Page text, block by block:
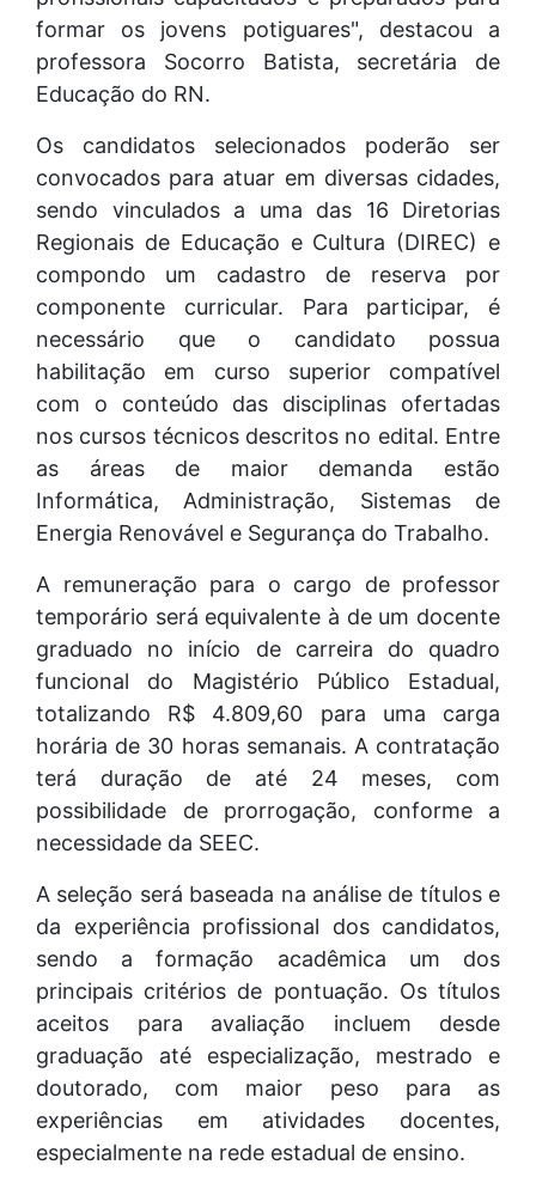
formar os jovens potiguares", destacou a
professora Socorro Batista, secretária de
Educação do RN.
Os candidatos selecionados poderão ser
convocados para atuar em diversas cidades,
sendo vinculados a uma das 16 Diretorias
Regionais de Educação e Cultura (DIREC) e
compondo um cadastro de reserva por
componente curricular. Para participar, é
necessário que o candidato possua
habilitação em curso superior compatível
com o conteúdo das disciplinas ofertadas
nos cursos técnicos descritos no edital. Entre
as áreas de maior demanda estão
Informática, Administração, Sistemas de
Energia Renovável e Segurança do Trabalho.
A remuneração para o cargo de professor
temporário será equivalente à de um docente
graduado no início de carreira do quadro
funcional do Magistério Público Estadual,
totalizando R$ 4.809,60 para uma carga
horária de 30 horas semanais. A contratação
terá duração de até 24 meses, com
possibilidade de prorrogação, conforme a
necessidade da SEEC.
A seleção será baseada na análise de títulos e
da experiência profissional dos candidatos,
sendo a formação acadêmica um dos
principais critérios de pontuação. Os títulos
aceitos para avaliação incluem desde
graduação até especialização, mestrado e
doutorado, com maior peso para as
experiências em atividades docentes,
especialmente na rede estadual de ensino.